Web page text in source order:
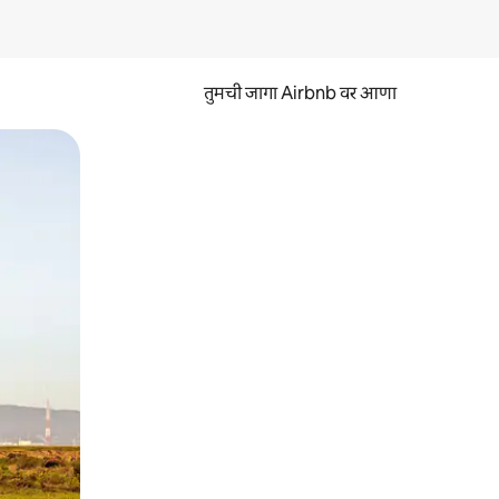
तुमची जागा Airbnb वर आणा